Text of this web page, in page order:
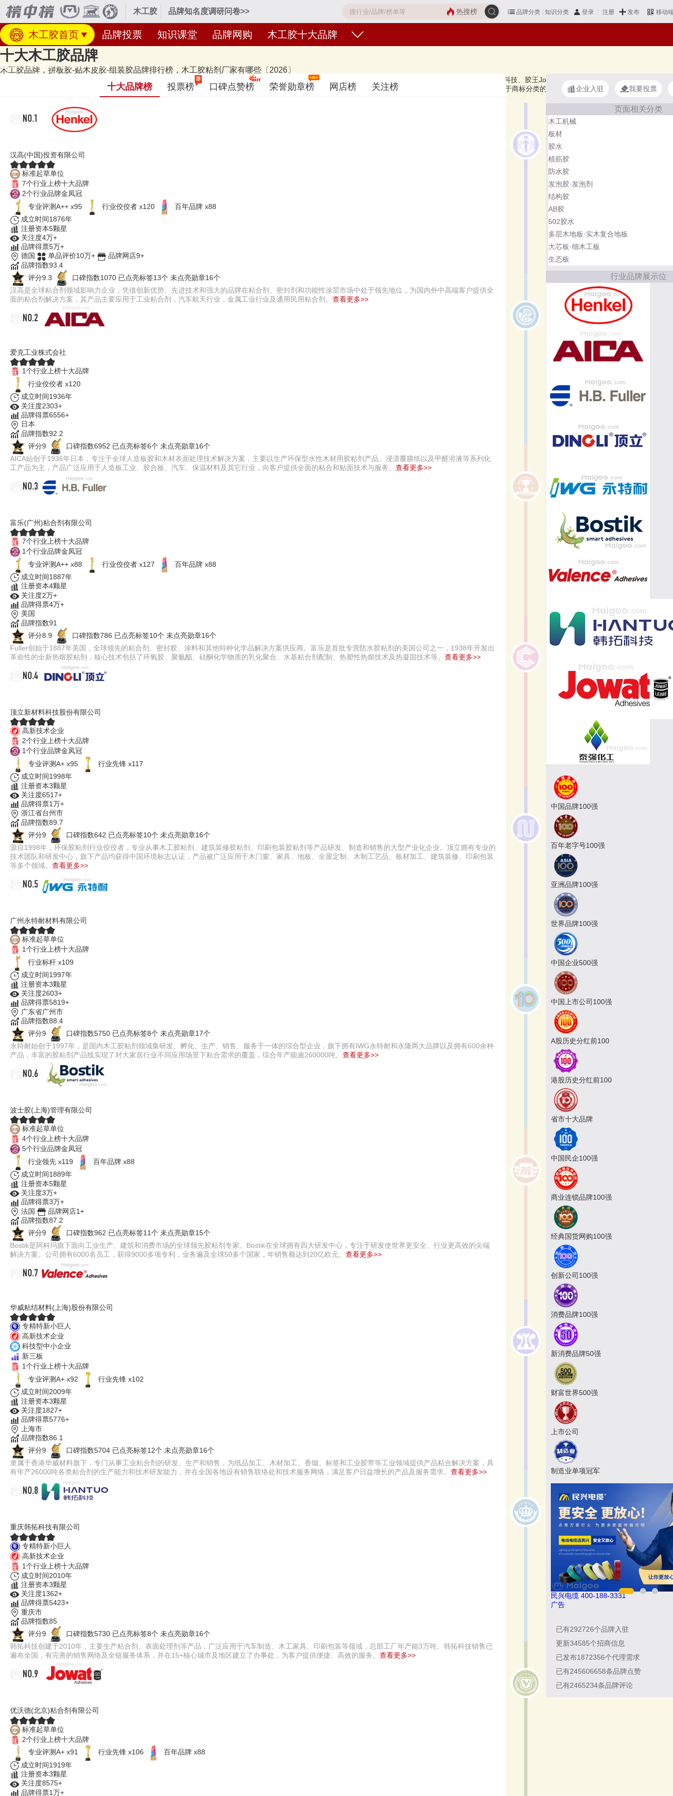
木工胶 品牌知名度调研问卷>> 品牌分类 知识分类 登录 注册 发布 移动
热搜榜
木工胶首页 品牌投票 知识课堂 品牌网购 木工胶十大品牌
十大木工胶品牌
木工胶品牌，拼板胶-贴木皮胶-组装胶品牌排行榜，木工胶粘剂厂家有哪些〔2026〕
发布啦！居前十的有：Henkel汉高、AICA、Fuller富乐、顶立DINGLI、永特耐IWG、BOSTIK波士胶、Valence、韩拓科技、胶王Jowat、泰强化工等，上榜木工胶十大品牌
品牌名单的是口碑好或知名度高、有实力的品牌，排名不分先后，仅供借鉴参考，想知道什么牌子的木工胶好？您可以多比较，选择自己满意的！木工胶品牌主要属于商标分类的第1类（0115群组）。榜单更新时间：
首页 > 建材/家居 > 装修辅材 > 木工胶
十大品牌榜 投票榜
荐
口碑点赞榜 荣誉勋章榜 网店榜 关注榜
NO.1
汉高(中国)投资有限公司
标准起草单位
7个行业上榜十大品牌
2个行业品牌金凤冠
专业​评测A++ x95
行业佼佼者 x120
百年品牌 x88
成立时间1876年
注册资本5颗星
关注度4万+
品牌得票5万+
德国
单品评价10万+
品牌网店9+
品牌指数93.4
评分9.3
口碑指数1070 已点亮标签13个 未点亮勋章16个
汉高是全球粘合剂领域影响力企业，凭借创新优势、先进技术和强大的品牌在粘合剂、密封剂和功能性涂层市场中处于领先地位，为国内外中高端客户提供全
面的粘合剂解决方案，其产品主要应用于工业粘合剂，汽车航天行业，金属工业行业及通用民用粘合剂。 查看更多>>
NO.2
爱克工业株式会社
1个行业上榜十大品牌
行业佼佼者 x120
成立时间1936年
关注度2303+
品牌得票6556+
日本
品牌指数92.2
评分9
口碑指数6952 已点亮标签6个 未点亮勋章16个
AICA始创于1936年日本，专注于全球人造板胶和木材表面处理技术解决方案，主要以生产环保型水性木材用胶粘剂产品、浸渍覆膜纸以及甲醛溶液等系列化
工产品为主，产品广泛应用于人造板工业、胶合板、汽车、保温材料及其它行业，向客户提供全面的粘合和贴面技术与服务。 查看更多>>
NO.3
富乐(广州)粘合剂有限公司
7个行业上榜十大品牌
1个行业品牌金凤冠
专业​评测A++ x88
行业佼佼者 x127
百年品牌 x88
成立时间1887年
注册资本4颗星
关注度2万+
品牌得票4万+
美国
品牌指数91
评分8.9
口碑指数786 已点亮标签10个 未点亮勋章16个
Fuller创始于1887年美国，全球领先的粘合剂、密封胶、涂料和其他特种化学品解决方案供应商。富乐是首批专营防水胶粘剂的美国公司之一，1938年开发出
革命性的全新热熔胶粘剂，核心技术包括了环氧胶、聚氨酯、硅酮化学物质的乳化聚合、水基粘合剂配制、热塑性热熔技术及热凝固技术等。 查看更多>>
NO.4
顶立新材料科技股份有限公司
高新技术企业
2个行业上榜十大品牌
1个行业品牌金凤冠
专业评测A+ x95
行业先锋 x117
成立时间1998年
注册资本3颗星
关注度6517+
品牌得票1万+
浙江省台州市
品牌指数89.7
评分9
口碑指数642 已点亮标签10个 未点亮勋章16个
源自1998年，环保胶粘剂行业佼佼者，专业从事木工胶粘剂、建筑装修胶粘剂、印刷包装胶粘剂等产品研发、制造和销售的大型产业化企业。顶立拥有专业的
技术团队和研发中心，旗下产品均获得中国环境标志认证，产品被广泛应用于木门窗、家具、地板、全屋定制、木制工艺品、板材加工、建筑装修、印刷包装
等多个领域。 查看更多>>
NO.5
广州永特耐材料有限公司
标准起草单位
1个行业上榜十大品牌
行业标杆 x109
成立时间1997年
注册资本3颗星
关注度2603+
品牌得票5819+
广东省广州市
品牌指数88.4
评分9
口碑指数5750 已点亮标签8个 未点亮勋章17个
永特耐始创于1997年，是国内木工胶粘剂领域集研发、孵化、生产、销售、服务于一体的综合型企业，旗下拥有IWG永特耐和永隆两大品牌以及拥有600余种
产品，丰富的胶粘剂产品线实现了对大家居行业不同应用场景下粘合需求的覆盖，综合年产能逾260000吨。 查看更多>>
NO.6
波士胶(上海)管理有限公司
标准起草单位
4个行业上榜十大品牌
5个行业品牌金凤冠
行业领先 x119
百年品牌 x88
成立时间1889年
注册资本5颗星
关注度3万+
品牌得票3万+
法国
品牌网店1+
品牌指数87.2
评分9
口碑指数962 已点亮标签11个 未点亮勋章15个
Bostik是阿科玛旗下面向工业生产、建筑和消费市场的全球领先胶粘剂专家。Bostik在全球拥有四大研发中心，专注于研发使世界更安全、行业更高效的尖端
解决方案。公司拥有6000名员工，获得9000多项专利，业务遍及全球50多个国家，年销售额达到20亿欧元。 查看更多>>
NO.7
华威粘结材料(上海)股份有限公司
专精特新小巨人
高新技术企业
科技型中小企业
新三板
1个行业上榜十大品牌
专业评测A+ x92
行业先锋 x102
成立时间2009年
注册资本3颗星
关注度1827+
品牌得票5776+
上海市
品牌指数86.1
评分9
口碑指数5704 已点亮标签12个 未点亮勋章16个
隶属于香港华威材料旗下，专门从事工业粘合剂的研发、生产和销售，为纸品加工、木材加工、香烟、标签和工业胶带等工业领域提供产品粘合解决方案，具
有年产26000吨各类粘合剂的生产能力和技术研发能力，并在全国各地设有销售联络处和技术服务网络，满足客户日益增长的产品及服务需求。 查看更多>>
NO.8
重庆韩拓科技有限公司
专精特新小巨人
高新技术企业
1个行业上榜十大品牌
成立时间2010年
注册资本3颗星
关注度1362+
品牌得票5423+
重庆市
品牌指数85
评分9
口碑指数5730 已点亮标签8个 未点亮勋章16个
韩拓科技创建于2010年，主要生产粘合剂、表面处理剂等产品，广泛应用于汽车制造、木工家具、印刷包装等领域，总部工厂年产能3万吨。韩拓科技销售已
遍布全国，有完善的销售网络及全链服务体系，并在15+核心城市及地区建立了办事处，为客户提供便捷、高效的服务。 查看更多>>
NO.9
优沃德(北京)粘合剂有限公司
标准起草单位
2个行业上榜十大品牌
专业评测A+ x91
行业先锋 x106
百年品牌 x88
成立时间1919年
注册资本3颗星
关注度8575+
品牌得票1万+
企业入驻 我要投票
页面相关分类
木工机械
板材
胶水
植筋胶
防水胶
发泡胶·发泡剂
结构胶
AB胶
502胶水
多层木地板·实木复合地板
大芯板·细木工板
生态板
行业品牌展示位
中国品牌100强
百年老字号100强
亚洲品牌100强
世界品牌100强
中国企业500强
中国上市公司100强
A股历史分红前100
港股历史分红前100
省市十大品牌
中国民企100强
商业连锁品牌100强
经典国货网购100强
创新公司100强
消费品牌100强
新消费品牌50强
财富世界500强
上市公司
制造业单项冠军
民兴电缆 400-188-3331
广告
已有292726个品牌入驻
更新34585个招商信息
已发布1872356个代理需求
已有245606658条品牌点赞
已有2465234条品牌评论